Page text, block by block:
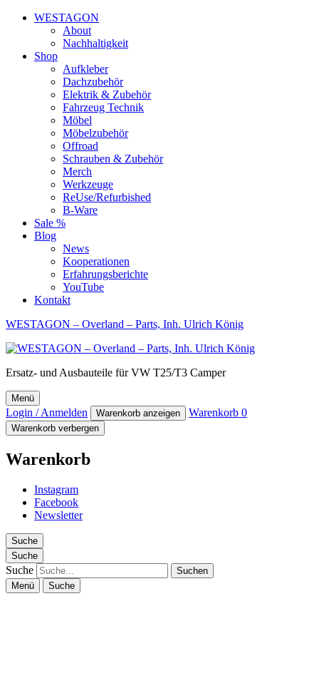
WESTAGON
About
Nachhaltigkeit
Shop
Aufkleber
Dachzubehör
Elektrik & Zubehör
Fahrzeug Technik
Möbel
Möbelzubehör
Offroad
Schrauben & Zubehör
Merch
Werkzeuge
ReUse/Refurbished
B-Ware
Sale %
Blog
News
Kooperationen
Erfahrungsberichte
YouTube
Kontakt
WESTAGON – Overland – Parts, Inh. Ulrich König
Ersatz- und Ausbauteile für VW T25/T3 Camper
Menü
Login / Anmelden Warenkorb anzeigen Warenkorb 0
Warenkorb verbergen
Warenkorb
Instagram
Facebook
Newsletter
Suche
Suche
Suche
Menü Suche